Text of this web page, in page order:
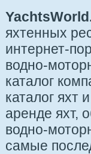
яхтенных
интернет-
водно-
каталог
каталог яхт
аренде яхт,
водно-
самые